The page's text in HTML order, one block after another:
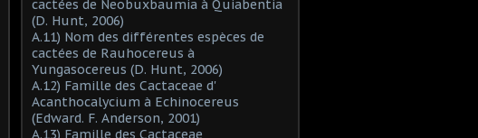
cactées de Neobuxbaumia à Quiabentia
(D. Hunt, 2006)
A.11) Nom des différentes espèces de
cactées de Rauhocereus à
Yungasocereus (D. Hunt, 2006)
A.12) Famille des Cactaceae d'
Acanthocalycium à Echinocereus
(Edward. F. Anderson, 2001)
A.13) Famille des Cactaceae